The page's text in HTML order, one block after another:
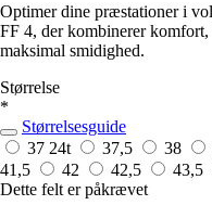
Optimer dine præstationer i
FF 4, der kombinerer
maksimal smidighed.
Størrelse
*
Størrelsesguide
37 24t 37,5 38
41,5
42 42,5 43,5
Dette felt er påkrævet